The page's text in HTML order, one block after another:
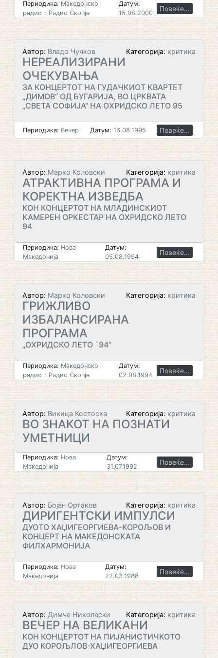
Периодика: Македонско
радио - Радио Скопје
Датум:
15.08.2000
Повеќе...
Автор: Владо Чучков Категорија: критика
НЕРЕАЛИЗИРАНИ
ОЧЕКУВАЊА
ЗА КОНЦЕРТОТ НА ГУДАЧКИОТ КВАРТЕТ
„ДИМОВ“ ОД БУГАРИЈА, ВО ЦРКВАТА
„СВЕТА СОФИЈА“ НА ОХРИДСКО ЛЕТО 95
Периодика: Вечер Датум: 16.08.1995 Повеќе...
Автор: Марко Коловски Категорија: критика
АТРАКТИВНА ПРОГРАМА И
КОРЕКТНА ИЗВЕДБА
КОН КОНЦЕРТОТ НА МЛАДИНСКИОТ
КАМЕРЕН ОРКЕСТАР НА ОХРИДСКО ЛЕТО
94
Периодика: Нова
Македонија
Датум:
05.08.1994
Повеќе...
Автор: Марко Коловски Категорија: критика
ГРИЖЛИВО
ИЗБАЛАНСИРАНА
ПРОГРАМА
„ОХРИДСКО ЛЕТО `94“
Периодика: Македонско
радио - Радио Скопје
Датум:
02.08.1994
Повеќе...
Автор: Викица Костоска Категорија: критика
ВО ЗНАКОТ НА ПОЗНАТИ
УМЕТНИЦИ
Периодика: Нова
Македонија
Датум:
31.07.1992
Повеќе...
Автор: Бојан Ортаков Категорија: критика
ДИРИГЕНТСКИ ИМПУЛСИ
ДУОТО ХАЏИГЕОРГИЕВА-КОРОЉОВ И
КОНЦЕРТ НА МАКЕДОНСКАТА
ФИЛХАРМОНИЈА
Периодика: Нова
Македонија
Датум:
22.03.1988
Повеќе...
Автор: Димче Николески Категорија: критика
ВЕЧЕР НА ВЕЛИКАНИ
КОН КОНЦЕРТОТ НА ПИЈАНИСТИЧКОТО
ДУО КОРОЉЛОВ-ХАЏИГЕОРГИЕВА